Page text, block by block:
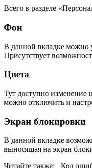
Всего в разделе
Фон
В данной вкладке можно
Присутствует
Цвета
Тут доступно изменение
можно отключить и
Экран блокировки
В данной вкладке
выносящая на экран
Читайте также:
Код